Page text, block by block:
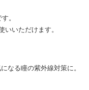
。
いいただけます。
なる瞳の紫外線対策に。